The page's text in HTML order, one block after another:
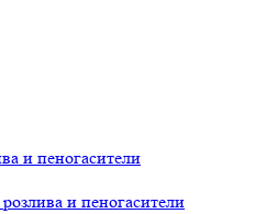
и пеногасители
и пеногасители